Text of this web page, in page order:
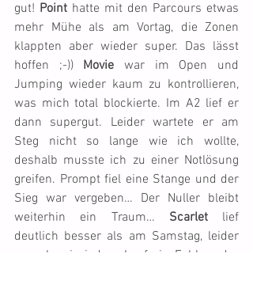
gut! Point hatte mit den Parcours etwas
mehr Mühe als am Vortag, die Zonen
klappten aber wieder super. Das lässt
hoffen ;-)) Movie war im Open und
Jumping wieder kaum zu kontrollieren,
was mich total blockierte. Im A2 lief er
dann supergut. Leider wartete er am
Steg nicht so lange wie ich wollte,
deshalb musste ich zu einer Notlösung
greifen. Prompt fiel eine Stange und der
Sieg war vergeben… Der Nuller bleibt
weiterhin ein Traum… Scarlet lief
deutlich besser als am Samstag, leider
war aber in jedem Lauf ein Fehler oder